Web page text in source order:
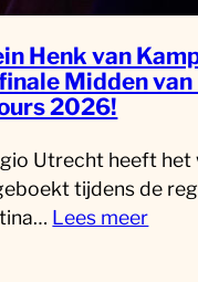
Henk van
Midden van
2026!
Utrecht heeft het
tijdens de
Lees meer